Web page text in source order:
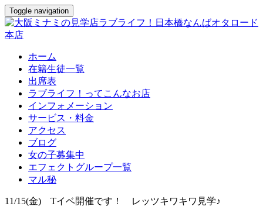
Toggle navigation
ホーム
在籍生徒一覧
出席表
ラブライフ！ってこんなお店
インフォメーション
サービス・料金
アクセス
ブログ
女の子募集中
エフェクトグループ一覧
マル秘
11/15(金) Tイベ開催です！ レッツキワキワ見学♪